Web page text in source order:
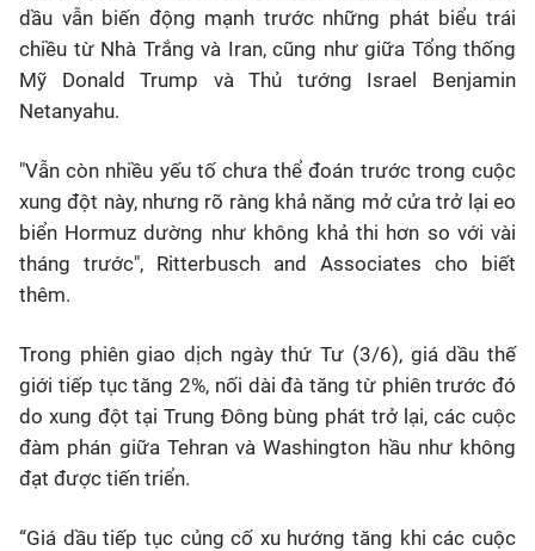
dầu vẫn biến động mạnh trước những phát biểu trái
chiều từ Nhà Trắng và Iran, cũng như giữa Tổng thống
Mỹ Donald Trump và Thủ tướng Israel Benjamin
Netanyahu.
"Vẫn còn nhiều yếu tố chưa thể đoán trước trong cuộc
xung đột này, nhưng rõ ràng khả năng mở cửa trở lại eo
biển Hormuz dường như không khả thi hơn so với vài
tháng trước", Ritterbusch and Associates cho biết
thêm.
Trong phiên giao dịch ngày thứ Tư (3/6), giá dầu thế
giới tiếp tục tăng 2%, nối dài đà tăng từ phiên trước đó
do xung đột tại Trung Đông bùng phát trở lại, các cuộc
đàm phán giữa Tehran và Washington hầu như không
đạt được tiến triển.
“Giá dầu tiếp tục củng cố xu hướng tăng khi các cuộc